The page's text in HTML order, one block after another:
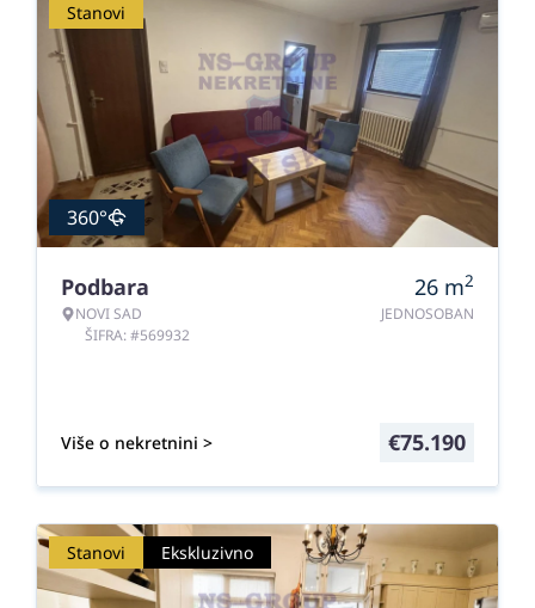
Stanovi
360°
Podbara
NOVI SAD
ŠIFRA: #569932
26 m2
JEDNOSOBAN
Više o nekretnini > €75.190
Stanovi Ekskluzivno